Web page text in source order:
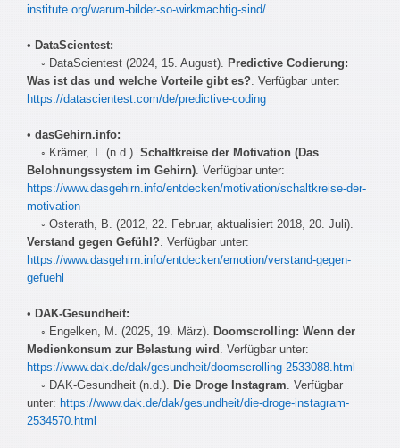
institute.org/warum-bilder-so-wirkmachtig-sind/
• DataScientest:
◦ DataScientest (2024, 15. August). Predictive Codierung:
Was ist das und welche Vorteile gibt es?. Verfügbar unter:
https://datascientest.com/de/predictive-coding
• dasGehirn.info:
◦ Krämer, T. (n.d.). Schaltkreise der Motivation (Das
Belohnungssystem im Gehirn). Verfügbar unter:
https://www.dasgehirn.info/entdecken/motivation/schaltkreise-der-
motivation
◦ Osterath, B. (2012, 22. Februar, aktualisiert 2018, 20. Juli).
Verstand gegen Gefühl?. Verfügbar unter:
https://www.dasgehirn.info/entdecken/emotion/verstand-gegen-
gefuehl
• DAK-Gesundheit:
◦ Engelken, M. (2025, 19. März). Doomscrolling: Wenn der
Medienkonsum zur Belastung wird . Verfügbar unter:
https://www.dak.de/dak/gesundheit/doomscrolling-2533088.html
◦ DAK-Gesundheit (n.d.). Die Droge Instagram. Verfügbar
unter: https://www.dak.de/dak/gesundheit/die-droge-instagram-
2534570.html